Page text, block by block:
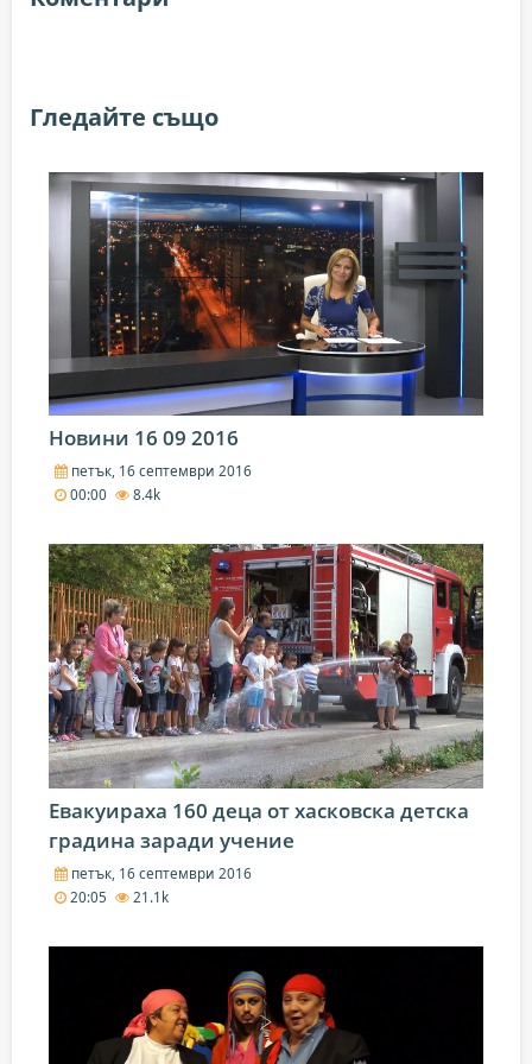
Гледайте също
Новини 16 09 2016
петък, 16 септември 2016
00:00
8.4k
Евакуираха 160 деца от хасковска детска
градина заради учение
петък, 16 септември 2016
20:05
21.1k